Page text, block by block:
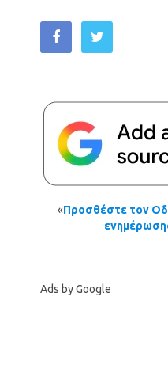
«Προσθέστε τον
Ads by Google